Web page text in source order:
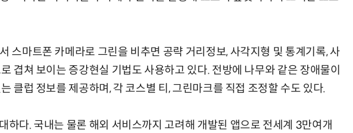
스마트폰 카메라로 그린을 비추면 공략 거리정보, 사각지형 및 통계기록, 사
겹쳐 보이는 증강현실 기법도 사용하고 있다. 전방에 나무와 같은 장애물이
클럽 정보를 제공하며, 각 코스별 티, 그린마크를 직접 조정할 수도 있다.
하다. 국내는 물론 해외 서비스까지 고려해 개발된 앱으로 전세계 3만여개